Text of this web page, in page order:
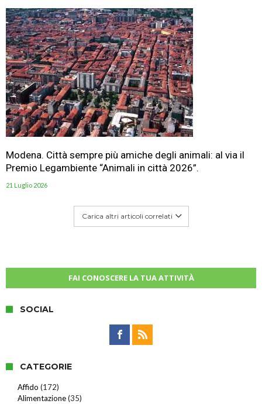
Modena. Città sempre più amiche degli animali: al via il
Premio Legambiente “Animali in città 2026”.
21 Luglio 2026
Carica altri articoli correlati
FAI CONOSCERE LA TUA ATTIVITÀ
SOCIAL
CATEGORIE
Affido (172)
Alimentazione(35)